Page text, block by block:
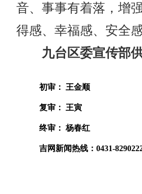
音、事事有着落，增
得感、幸福感、安全感
九台区委宣传部
初审： 王金顺
复审： 王寅
终审： 杨春红
吉网新闻热线：0431-